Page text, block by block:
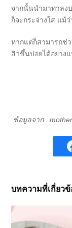
จากนั้นนำมาทาลง
ก็จะกระจ่างใส แม้
หากแต่ก็สามารถช่
สิวขึ้นบ่อยได้อย่าง
ข้อมูลจาก :
บทความที่เกี่ยวข้